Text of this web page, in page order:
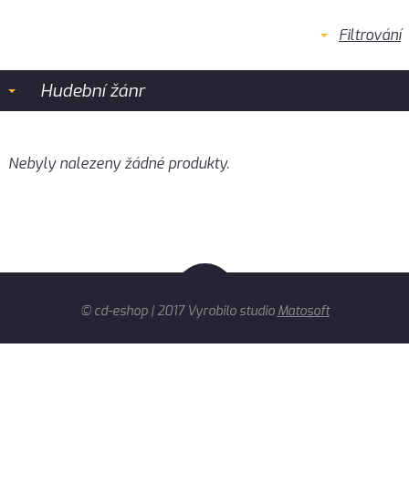
Filtrování
Hudební žánr
Nebyly nalezeny žádné produkty.
© cd-eshop | 2017 Vyrobilo studio Matosoft